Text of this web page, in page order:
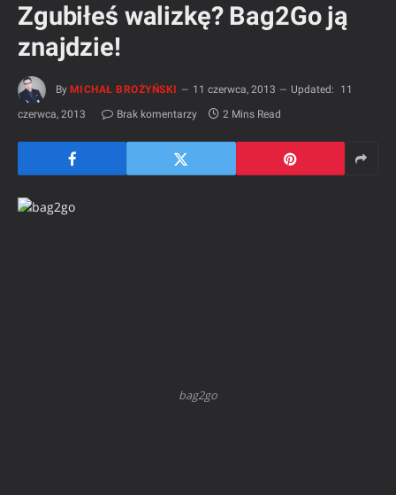
Zgubiłeś walizkę? Bag2Go ją
znajdzie!
By MICHAŁ BROŻYŃSKI 11 czerwca, 2013 Updated:
11
czerwca, 2013
Brak komentarzy 2 Mins Read
bag2go